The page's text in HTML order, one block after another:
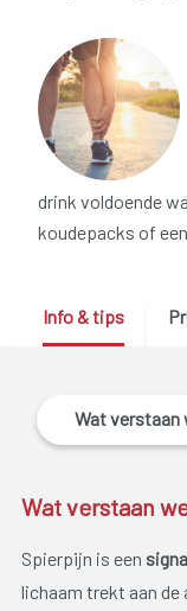
drink voldoende
koudepacks of
Info & tips
Wat verstaan
Wat verstaan
Spierpijn is een
lichaam trekt aan